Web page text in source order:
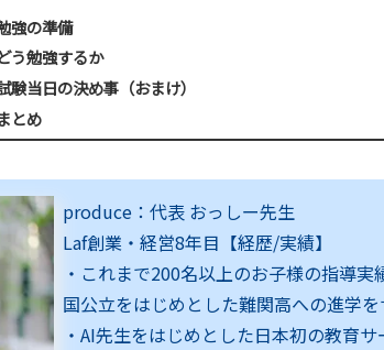
強の準備
う勉強するか
験当日の決め事（おまけ）
とめ
produce：代表 おっしー先生
Laf創業・経営8年目【経歴/実績】
・これまで200名以上のお子様の指導実
国公立をはじめとした難関高への進学を
・AI先生をはじめとした日本初の教育